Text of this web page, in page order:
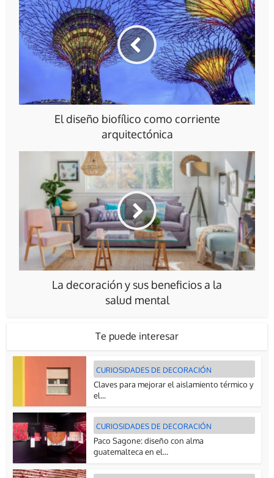
El diseño biofílico como corriente
arquitectónica
La decoración y sus beneficios a la
salud mental
Te puede interesar
CURIOSIDADES DE DECORACIÓN
Claves para mejorar el aislamiento térmico y
el...
CURIOSIDADES DE DECORACIÓN
Paco Sagone: diseño con alma
guatemalteca en el...